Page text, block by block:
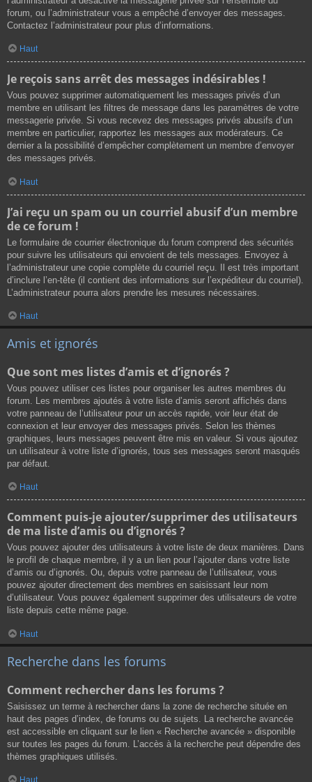
forum, ou l’administrateur vous a empêché d’envoyer des messages.
Contactez l’administrateur pour plus d’informations.
Haut
Je reçois sans arrêt des messages indésirables !
Vous pouvez supprimer automatiquement les messages privés d’un
membre en utilisant les filtres de message dans les paramètres de votre
messagerie privée. Si vous recevez des messages privés abusifs d’un
membre en particulier, rapportez les messages aux modérateurs. Ce
dernier a la possibilité d’empêcher complètement un membre d’envoyer
des messages privés.
Haut
J’ai reçu un spam ou un courriel abusif d’un membre
de ce forum !
Le formulaire de courrier électronique du forum comprend des sécurités
pour suivre les utilisateurs qui envoient de tels messages. Envoyez à
l’administrateur une copie complète du courriel reçu. Il est très important
d’inclure l’en-tête (il contient des informations sur l’expéditeur du courriel).
L’administrateur pourra alors prendre les mesures nécessaires.
Haut
Amis et ignorés
Que sont mes listes d’amis et d’ignorés ?
Vous pouvez utiliser ces listes pour organiser les autres membres du
forum. Les membres ajoutés à votre liste d’amis seront affichés dans
votre panneau de l’utilisateur pour un accès rapide, voir leur état de
connexion et leur envoyer des messages privés. Selon les thèmes
graphiques, leurs messages peuvent être mis en valeur. Si vous ajoutez
un utilisateur à votre liste d’ignorés, tous ses messages seront masqués
par défaut.
Haut
Comment puis-je ajouter/supprimer des utilisateurs
de ma liste d’amis ou d’ignorés ?
Vous pouvez ajouter des utilisateurs à votre liste de deux manières. Dans
le profil de chaque membre, il y a un lien pour l’ajouter dans votre liste
d’amis ou d’ignorés. Ou, depuis votre panneau de l’utilisateur, vous
pouvez ajouter directement des membres en saisissant leur nom
d’utilisateur. Vous pouvez également supprimer des utilisateurs de votre
liste depuis cette même page.
Haut
Recherche dans les forums
Comment rechercher dans les forums ?
Saisissez un terme à rechercher dans la zone de recherche située en
haut des pages d’index, de forums ou de sujets. La recherche avancée
est accessible en cliquant sur le lien « Recherche avancée » disponible
sur toutes les pages du forum. L’accès à la recherche peut dépendre des
thèmes graphiques utilisés.
Haut